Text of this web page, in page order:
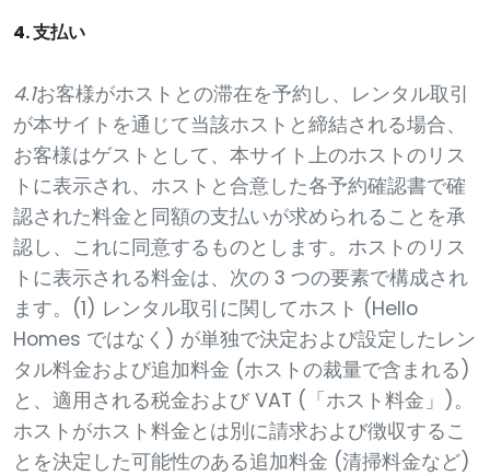
4. 支払い
4.1お客様がホストとの滞在を予約し、レンタル取引
が本サイトを通じて当該ホストと締結される場合、
お客様はゲストとして、本サイト上のホストのリス
トに表示され、ホストと合意した各予約確認書で確
認された料金と同額の支払いが求められることを承
認し、これに同意するものとします。ホストのリス
トに表示される料金は、次の 3 つの要素で構成され
ます。(1) レンタル取引に関してホスト (Hello
Homes ではなく) が単独で決定および設定したレン
タル料金および追加料金 (ホストの裁量で含まれる)
と、適用される税金および VAT (「ホスト料金」)。
ホストがホスト料金とは別に請求および徴収するこ
とを決定した可能性のある追加料金 (清掃料金など)